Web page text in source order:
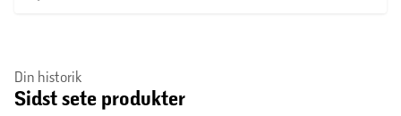
Om L'Oréal Paris
Din historik
Sidst sete produkter